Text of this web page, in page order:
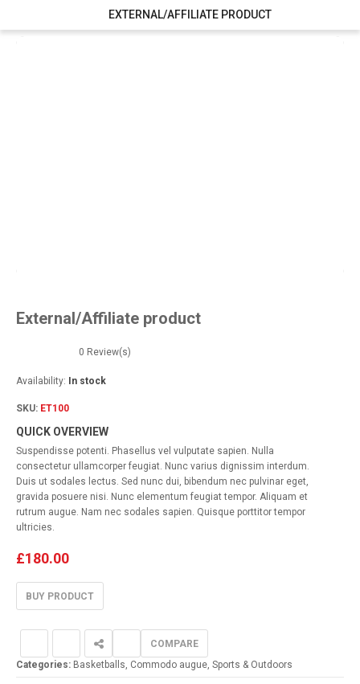
EXTERNAL/AFFILIATE PRODUCT
External/Affiliate product
0 Review(s)
Availability: In stock
SKU: ET100
QUICK OVERVIEW
Suspendisse potenti. Phasellus vel vulputate sapien. Nulla
consectetur ullamcorper feugiat. Nunc varius dignissim interdum.
Duis ut sodales lectus. Sed nunc dui, bibendum nec pulvinar eget,
gravida posuere nisi. Nunc elementum feugiat tempor. Aliquam et
rutrum augue. Nam nec sodales sapien. Quisque porttitor tempor
ultricies.
£180.00
BUY PRODUCT
COMPARE
Categories: Basketballs, Commodo augue, Sports & Outdoors